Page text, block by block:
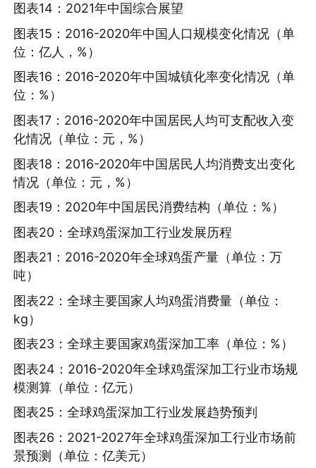
图表14：2021年中国综合展望
图表15：2016-2020年中国人口规模变化情况（单
位：亿人，%）
图表16：2016-2020年中国城镇化率变化情况（单
位：%）
图表17：2016-2020年中国居民人均可支配收入变
化情况（单位：元，%）
图表18：2016-2020年中国居民人均消费支出变化
情况（单位：元，%）
图表19：2020年中国居民消费结构（单位：%）
图表20：全球鸡蛋深加工行业发展历程
图表21：2016-2020年全球鸡蛋产量（单位：万
吨）
图表22：全球主要国家人均鸡蛋消费量（单位：
kg）
图表23：全球主要国家鸡蛋深加工率（单位：%）
图表24：2016-2020年全球鸡蛋深加工行业市场规
模测算（单位：亿元）
图表25：全球鸡蛋深加工行业发展趋势预判
图表26：2021-2027年全球鸡蛋深加工行业市场前
景预测（单位：亿美元）